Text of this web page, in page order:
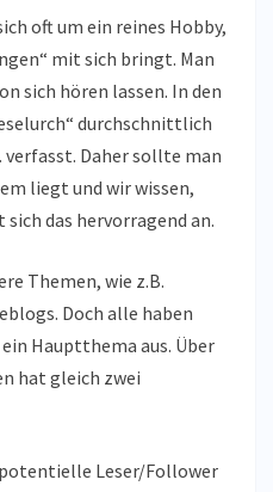
oft um ein reines Hobby,
mit sich bringt. Man
sich hören lassen. In den
durchschnittlich
Daher sollte man
liegt und wir wissen,
das hervorragend an.
Themen, wie z.B.
Doch alle haben
Hauptthema aus. Über
hat gleich zwei
Leser/Follower